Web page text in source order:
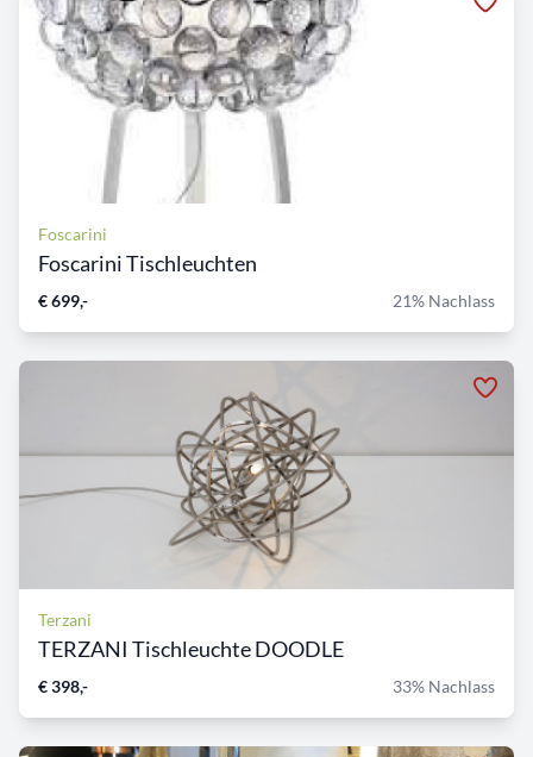
Foscarini
Foscarini Tischleuchten
€ 699,- 21% Nachlass
Terzani
TERZANI Tischleuchte DOODLE
€ 398,- 33% Nachlass